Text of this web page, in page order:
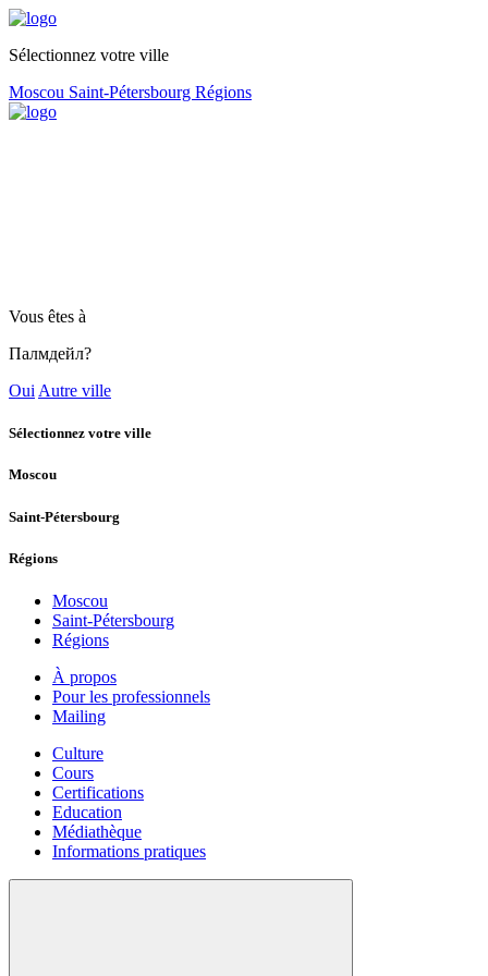
Sélectionnez votre ville
Moscou Saint-Pétersbourg Régions
Vous êtes à
Палмдейл?
Oui Autre ville
Sélectionnez votre ville
Moscou
Saint-Pétersbourg
Régions
Moscou
Saint-Pétersbourg
Régions
À propos
Pour les professionnels
Mailing
Culture
Cours
Certifications
Education
Médiathèque
Informations pratiques